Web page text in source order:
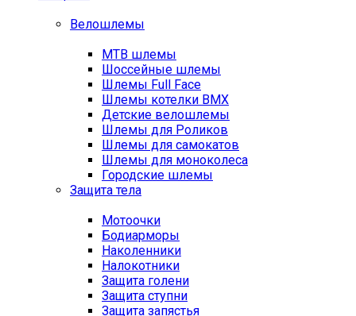
Велошлемы
MTB шлемы
Шоссейные шлемы
Шлемы Full Face
Шлемы котелки BMX
Детские велошлемы
Шлемы для Роликов
Шлемы для самокатов
Шлемы для моноколеса
Городские шлемы
Защита тела
Мотоочки
Бодиарморы
Наколенники
Налокотники
Защита голени
Защита ступни
Защита запястья